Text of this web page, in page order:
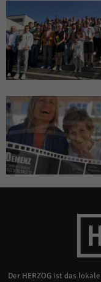
Der HERZOG ist das